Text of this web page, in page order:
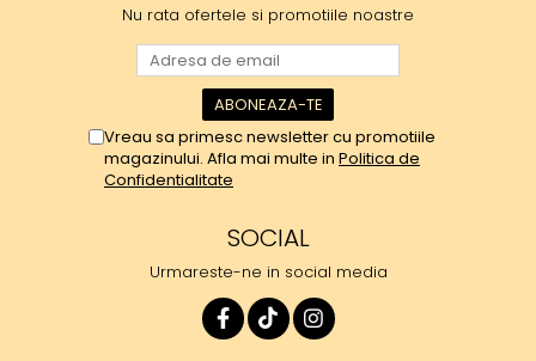
Nu rata ofertele si promotiile noastre
Vreau sa primesc newsletter cu promotiile
magazinului. Afla mai multe in Politica de
Confidentialitate
SOCIAL
Urmareste-ne in social media